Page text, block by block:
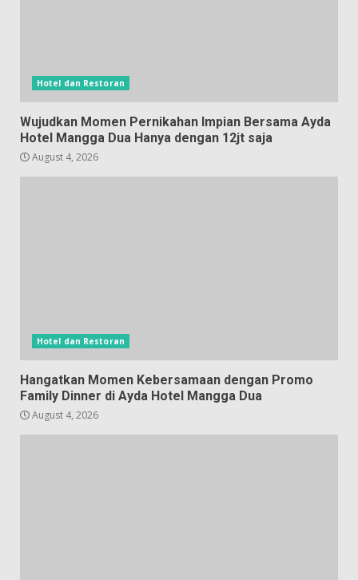
Hotel dan Restoran
Wujudkan Momen Pernikahan Impian Bersama Ayda
Hotel Mangga Dua Hanya dengan 12jt saja
August 4, 2026
Hotel dan Restoran
Hangatkan Momen Kebersamaan dengan Promo
Family Dinner di Ayda Hotel Mangga Dua
August 4, 2026